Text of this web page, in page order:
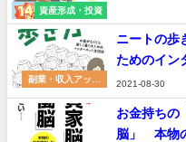
資産形成・投資
副業・収入アップ
ニートの歩
ためのイン
2021-08-30
お金持ちの
脳」 本物